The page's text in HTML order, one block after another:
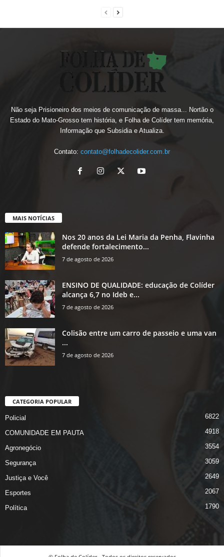
Não seja Prisioneiro dos meios de comunicação de massa... Nortão o
Estado do Mato-Grosso tem história, e Folha de Colíder tem memória,
Informação que Subsidia e Atualiza.
Contato: contato@folhadecolider.com.br
MAIS NOTÍCIAS
Nos 20 anos da Lei Maria da Penha, Flavinha
defende fortalecimento...
7 de agosto de 2026
ENSINO DE QUALIDADE: educação de Colíder
alcança 6,7 no Ideb e...
7 de agosto de 2026
Colisão entre um carro de passeio e uma van
...
7 de agosto de 2026
CATEGORIA POPULAR
Policial 6822
COMUNIDADE EM PAUTA 4918
Agronegócio 3554
Segurança 3059
Justiça e Você 2649
Esportes 2067
Política 1790